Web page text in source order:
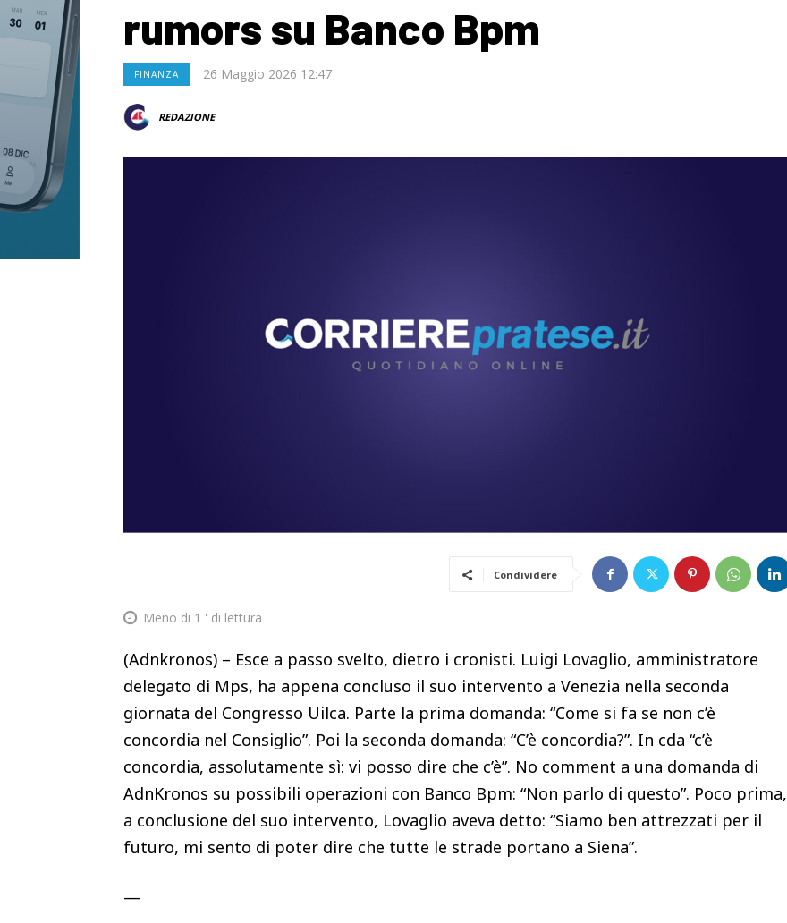
rumors su Banco Bpm
FINANZA 26 Maggio 2026 12:47
REDAZIONE
Condividere
Meno di 1 ' di lettura
(Adnkronos) – Esce a passo svelto, dietro i cronisti. Luigi Lovaglio, amministratore
delegato di Mps, ha appena concluso il suo intervento a Venezia nella seconda
giornata del Congresso Uilca. Parte la prima domanda: “Come si fa se non c’è
concordia nel Consiglio”. Poi la seconda domanda: “C’è concordia?”. In cda “c’è
concordia, assolutamente sì: vi posso dire che c’è”. No comment a una domanda di
AdnKronos su possibili operazioni con Banco Bpm: “Non parlo di questo”. Poco prima,
a conclusione del suo intervento, Lovaglio aveva detto: “Siamo ben attrezzati per il
futuro, mi sento di poter dire che tutte le strade portano a Siena”.
—